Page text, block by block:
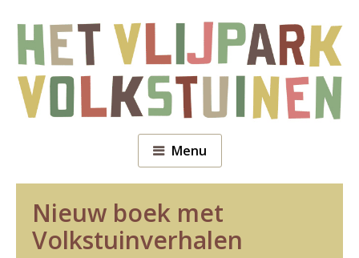
Menu
Nieuw boek met
Volkstuinverhalen